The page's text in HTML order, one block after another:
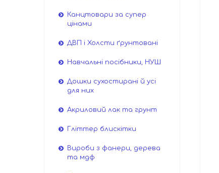
Канцтовари за супер
цінами
ДВП і Холсти ґрунтовані
Навчальні посібники, НУШ
Дошки сухостирані й усі
для них
Акриловий лак та грунт
Гліттер блискітки
Вироби з фанери, дерева
та мдф